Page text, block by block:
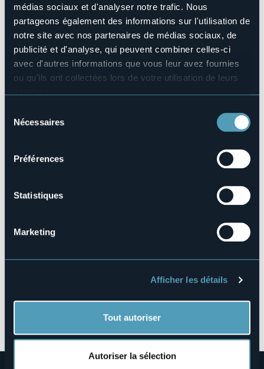
médias sociaux et d'analyser notre trafic. Nous
partageons également des informations sur l'utilisation de
notre site avec nos partenaires de médias sociaux, de
publicité et d'analyse, qui peuvent combiner celles-ci
avec d'autres informations que vous leur avez fournies
ou qu'ils ont collectées lors de votre utilisation de leurs
manière de les gérer et de les supprimer,
cliquez ici
Nécessaires
Préférences
Statistiques
Marketing
Afficher les détails
Tout autoriser
Autoriser la sélection
Animaux acceptés
Sì
Amplacements
10
E-mail
campeggio.sagersboden@gmail.com
Téléphone
Codice CIR
28863 - FORMAZZA (VB)
Ouvrir la carte